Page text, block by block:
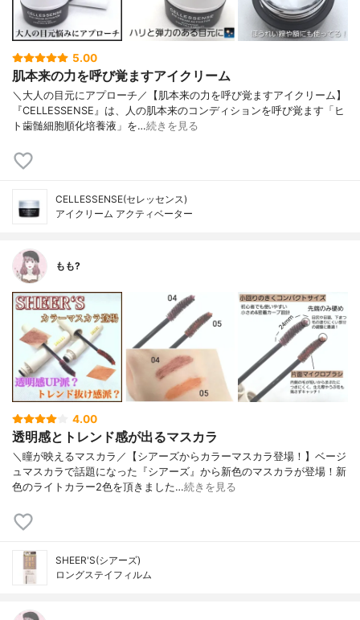
5.00
肌本来の力を呼び覚ますアイクリーム
＼大人の目元にアプローチ／【肌本来の力を呼び覚ますアイクリーム】
『CELLESSENSE』は、人の肌本来のコンディションを呼び覚ます「ヒ
ト歯髄細胞順化培養液」を…続きを見る
CELLESSENSE(セレッセンス)
アイクリーム アクティベーター
もも?
4.00
透明感とトレンド感が出るマスカラ
＼瞳が映えるマスカラ／【シアーズからカラーマスカラ登場！】ベージ
ュマスカラで話題になった『シアーズ』から新色のマスカラが登場！新
色のライトカラー2色を頂きました…続きを見る
SHEER'S(シアーズ)
ロングステイフィルム